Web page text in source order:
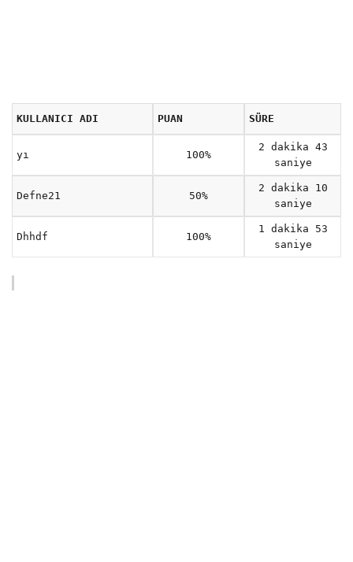
KULLANICI ADI PUAN SÜRE
yı 100%
2 dakika 43
saniye
Defne21 50%
2 dakika 10
saniye
Dhhdf 100%
1 dakika 53
saniye